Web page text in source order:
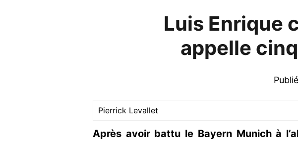
Luis Enrique
appelle
Pierrick Levallet
Après avoir battu le Bayern Munich à